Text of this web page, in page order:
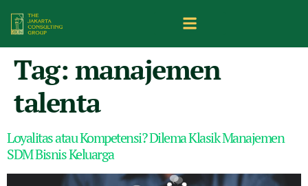
Tag: manajemen
talenta
Loyalitas atau Kompetensi? Dilema Klasik Manajemen
SDM Bisnis Keluarga